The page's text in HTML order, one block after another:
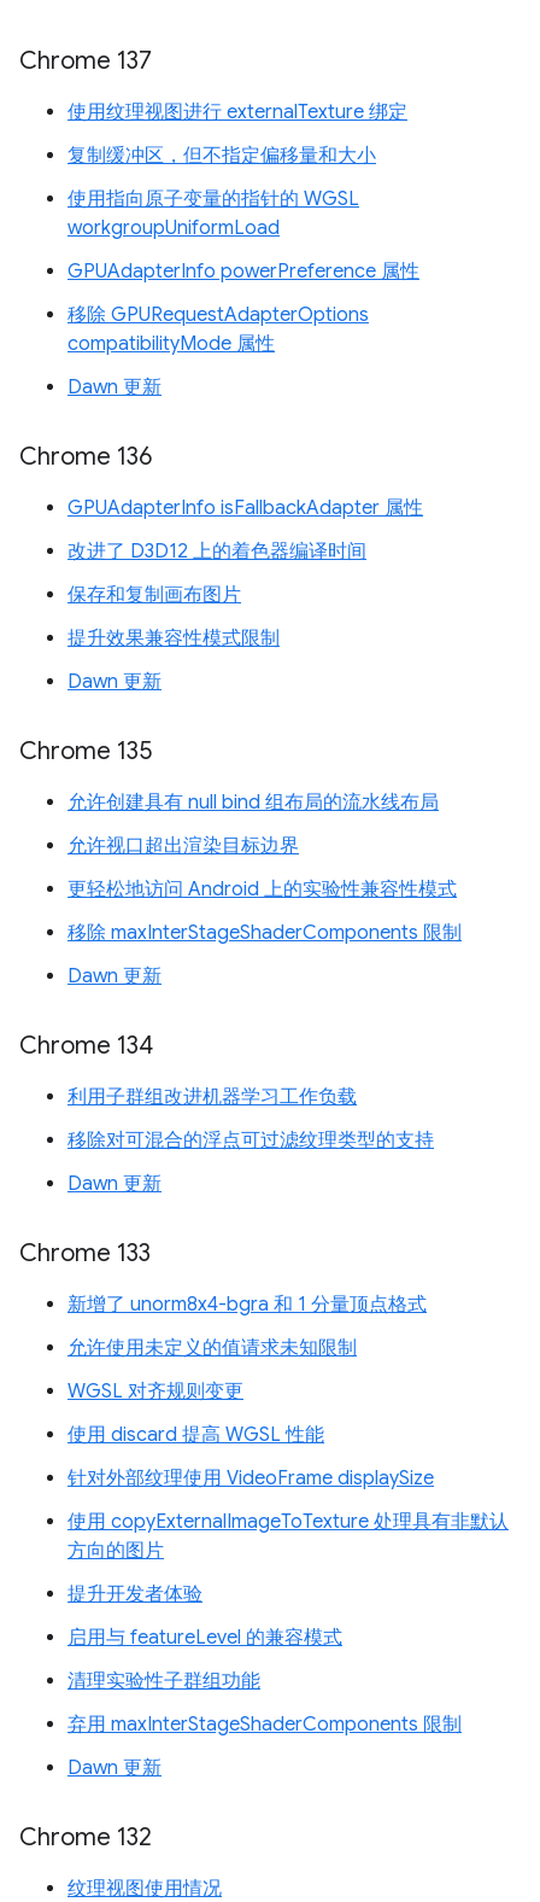
Chrome 137
使用纹理视图进行 externalTexture 绑定
复制缓冲区，但不指定偏移量和大小
使用指向原子变量的指针的 WGSL
workgroupUniformLoad
GPUAdapterInfo powerPreference 属性
移除 GPURequestAdapterOptions
compatibilityMode 属性
Dawn 更新
Chrome 136
GPUAdapterInfo isFallbackAdapter 属性
改进了 D3D12 上的着色器编译时间
保存和复制画布图片
提升效果兼容性模式限制
Dawn 更新
Chrome 135
允许创建具有 null bind 组布局的流水线布局
允许视口超出渲染目标边界
更轻松地访问 Android 上的实验性兼容性模式
移除 maxInterStageShaderComponents 限制
Dawn 更新
Chrome 134
利用子群组改进机器学习工作负载
移除对可混合的浮点可过滤纹理类型的支持
Dawn 更新
Chrome 133
新增了 unorm8x4-bgra 和 1 分量顶点格式
允许使用未定义的值请求未知限制
WGSL 对齐规则变更
使用 discard 提高 WGSL 性能
针对外部纹理使用 VideoFrame displaySize
使用 copyExternalImageToTexture 处理具有非默认
方向的图片
提升开发者体验
启用与 featureLevel 的兼容模式
清理实验性子群组功能
弃用 maxInterStageShaderComponents 限制
Dawn 更新
Chrome 132
纹理视图使用情况